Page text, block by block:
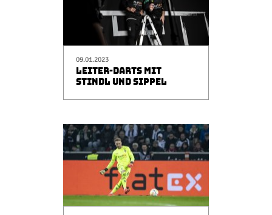
09.01.2023
LEITER-DARTS MIT
STINDL UND SIPPEL